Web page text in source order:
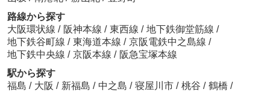
路線から探す
大阪環状線 / 阪神本線 / 東西線 / 地下鉄御堂筋線 /
地下鉄谷町線 / 東海道本線 / 京阪電鉄中之島線 /
地下鉄中央線 / 京阪本線 / 阪急宝塚本線
駅から探す
福島 / 大阪 / 新福島 / 中之島 / 寝屋川市 / 桃谷 / 鶴橋 /